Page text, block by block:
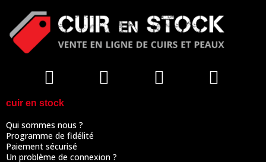
cuir en stock
Qui sommes nous ?
Programme de fidélité
Paiement sécurisé
Un problème de connexion ?